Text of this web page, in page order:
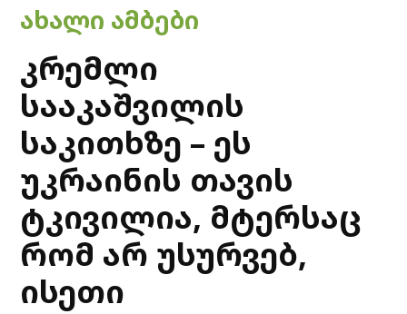
POSTED
IN
ᲐᲮᲐᲚᲘ ᲐᲛᲑᲔᲑᲘ
კრემლი
სააკაშვილის
საკითხზე – ეს
უკრაინის თავის
ტკივილია, მტერსაც
რომ არ უსურვებ,
ისეთი